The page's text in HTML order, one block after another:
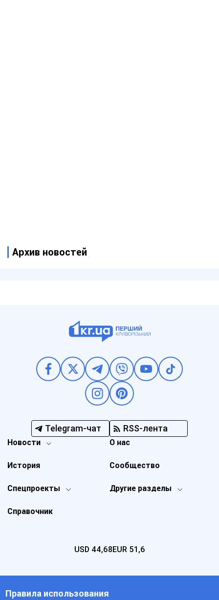
Архив новостей
Telegram-чат RSS-лента
Новости
Спецпроекты Другие разделы
История
О нас
Справочник
Сообщество
USD 44,68EUR 51,6
Правила использования